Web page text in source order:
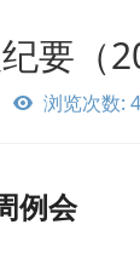
要（
浏览次数:
例会